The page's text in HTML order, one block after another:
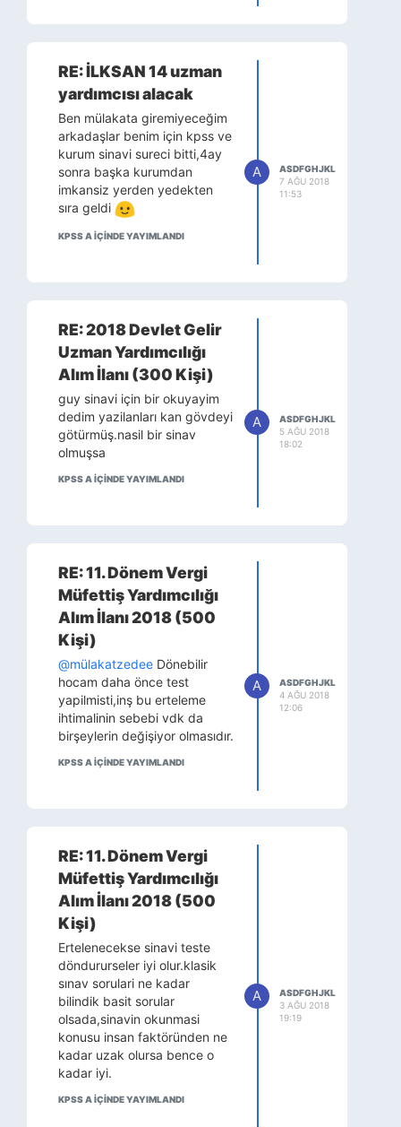
mübaret olsun,bilmediğinizi
RE: İLKSAN 14 uzman
yardımcısı alacak
Ben mülakata giremiyeceğim
arkadaşlar benim için kpss ve
kurum sinavi sureci bitti,4ay
sonra başka kurumdan
imkansiz yerden yedekten
sıra geldi
KPSS A IÇINDE YAYIMLANDI
A
ASDFGHJKL
7 AĞU 2018
11:53
RE: 2018 Devlet Gelir
Uzman Yardımcılığı
Alım İlanı (300 Kişi)
guy sinavi için bir okuyayim
dedim yazilanları kan gövdeyi
götürmüş.nasil bir sinav
olmuşsa
KPSS A IÇINDE YAYIMLANDI
A
ASDFGHJKL
5 AĞU 2018
18:02
RE: 11. Dönem Vergi
Müfettiş Yardımcılığı
Alım İlanı 2018 (500
Kişi)
@mülakatzedee Dönebilir
hocam daha önce test
yapilmisti,inş bu erteleme
ihtimalinin sebebi vdk da
birşeylerin değişiyor olmasıdır.
KPSS A IÇINDE YAYIMLANDI
A
ASDFGHJKL
4 AĞU 2018
12:06
RE: 11. Dönem Vergi
Müfettiş Yardımcılığı
Alım İlanı 2018 (500
Kişi)
Ertelenecekse sinavi teste
döndururseler iyi olur.klasik
sınav sorulari ne kadar
bilindik basit sorular
olsada,sinavin okunmasi
konusu insan faktöründen ne
kadar uzak olursa bence o
kadar iyi.
KPSS A IÇINDE YAYIMLANDI
A
ASDFGHJKL
3 AĞU 2018
19:19